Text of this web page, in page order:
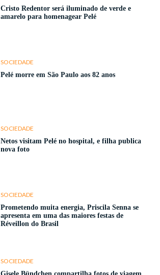
Cristo Redentor será iluminado de verde e
amarelo para homenagear Pelé
SOCIEDADE
Pelé morre em São Paulo aos 82 anos
SOCIEDADE
Netos visitam Pelé no hospital, e filha publica
nova foto
SOCIEDADE
Prometendo muita energia, Priscila Senna se
apresenta em uma das maiores festas de
Réveillon do Brasil
SOCIEDADE